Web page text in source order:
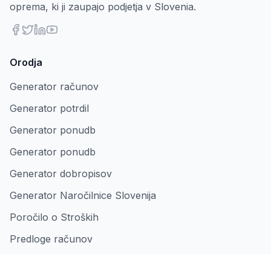
oprema, ki ji zaupajo podjetja v Slovenia.
Orodja
Generator računov
Generator potrdil
Generator ponudb
Generator ponudb
Generator dobropisov
Generator Naročilnice Slovenija
Poročilo o Stroških
Predloge računov